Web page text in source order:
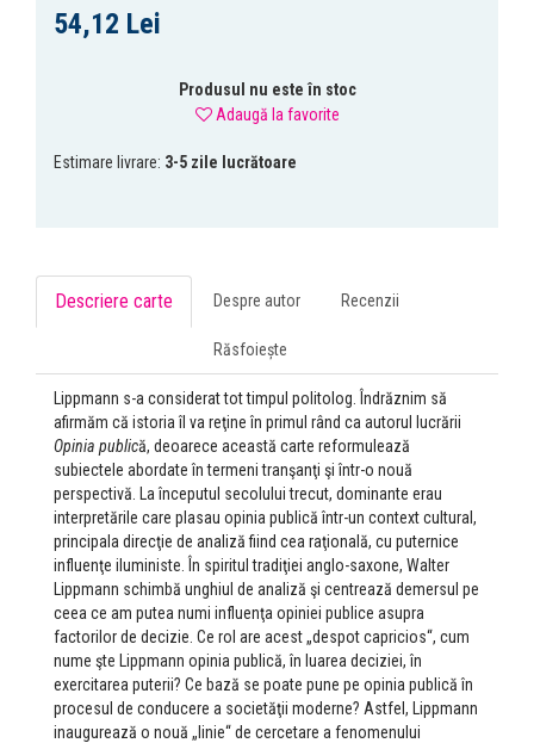
54,12 Lei
Produsul nu este în stoc
Adaugă la favorite
Estimare livrare: 3-5 zile lucrătoare
Descriere carte Despre autor Recenzii
Răsfoiește
Lippmann s-a considerat tot timpul politolog. Îndrăznim să
afirmăm că istoria îl va reţine în primul rând ca autorul lucrării
Opinia publică, deoarece această carte reformulează
subiectele abordate în termeni tranşanţi şi într-o nouă
perspectivă. La începutul secolului trecut, dominante erau
interpretările care plasau opinia publică într-un context cultural,
principala direcţie de analiză fiind cea raţională, cu puternice
influenţe iluministe. În spiritul tradiţiei anglo-saxone, Walter
Lippmann schimbă unghiul de analiză şi centrează demersul pe
ceea ce am putea numi influenţa opiniei publice asupra
factorilor de decizie. Ce rol are acest „despot capricios“, cum
nume şte Lippmann opinia publică, în luarea deciziei, în
exercitarea puterii? Ce bază se poate pune pe opinia publică în
procesul de conducere a societăţii moderne? Astfel, Lippmann
inaugurează o nouă „linie“ de cercetare a fenomenului